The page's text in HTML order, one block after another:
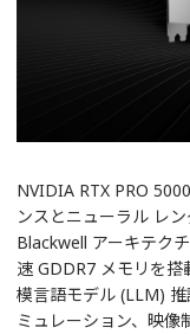
NVIDIA RTX PRO
ンスとニューラル レ
Blackwell アーキテク
速 GDDR7 メモリを
模言語モデル (LLM)
ミュレーション、映像